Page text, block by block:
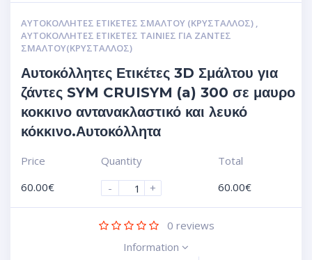
ΑΥΤΟΚΌΛΛΗΤΕΣ ΕΤΙΚΈΤΕΣ ΣΜΆΛΤΟΥ (ΚΡΥΣΤΑΛΛΟΣ) ,
ΑΥΤΟΚΌΛΛΗΤΕΣ ΕΤΙΚΈΤΕΣ ΤΑΙΝΊΕΣ ΓΙΑ ΖΆΝΤΕΣ
ΣΜΆΛΤΟΥ(ΚΡΎΣΤΑΛΛΟΣ)
Αυτοκόλλητες Ετικέτες 3D Σμάλτου για
ζάντες SYM CRUISYM (a) 300 σε μαυρο
κοκκινο αντανακλαστικό και λευκό
κόκκινο.Αυτοκόλλητα
Price
60.00€
Quantity
-
+
Total
60.00€
0 reviews
Information